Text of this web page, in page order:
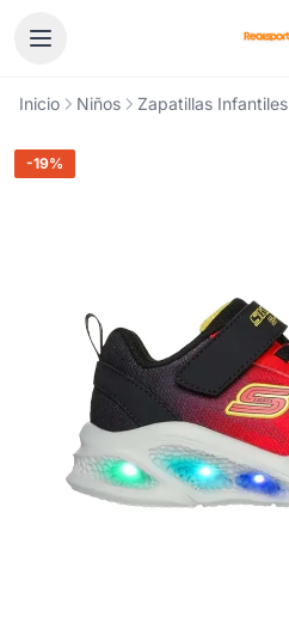
Inicio Niños Zapatillas Infantiles
-19%